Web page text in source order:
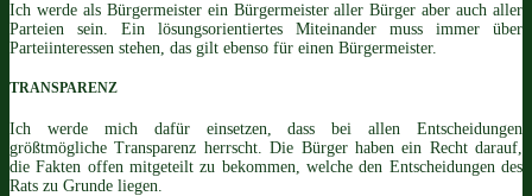
Ich werde als Bürgermeister ein Bürgermeister aller Bürger aber auch aller
Parteien sein. Ein lösungsorientiertes Miteinander muss immer über
Parteiinteressen stehen, das gilt ebenso für einen Bürgermeister.
TRANSPARENZ
Ich werde mich dafür einsetzen, dass bei allen Entscheidungen
größtmögliche Transparenz herrscht. Die Bürger haben ein Recht darauf,
die Fakten offen mitgeteilt zu bekommen, welche den Entscheidungen des
Rats zu Grunde liegen.